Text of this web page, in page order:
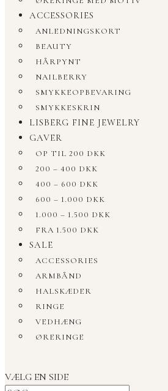
ACCESSORIES
ANLEDNINGSKORT
BEAUTY
HÅRPYNT
NAILBERRY
SMYKKEOPBEVARING
SMYKKESKRIN
LISBERG FINE JEWELRY
GAVER
OP TIL 200 DKK
200 – 400 DKK
400 – 600 DKK
600 – 1.000 DKK
1.000 – 1.500 DKK
FRA 1.500 DKK
SALE
ACCESSORIES
ARMBÅND
HALSKÆDER
RINGE
VEDHÆNG
ØRERINGE
VÆLG EN SIDE